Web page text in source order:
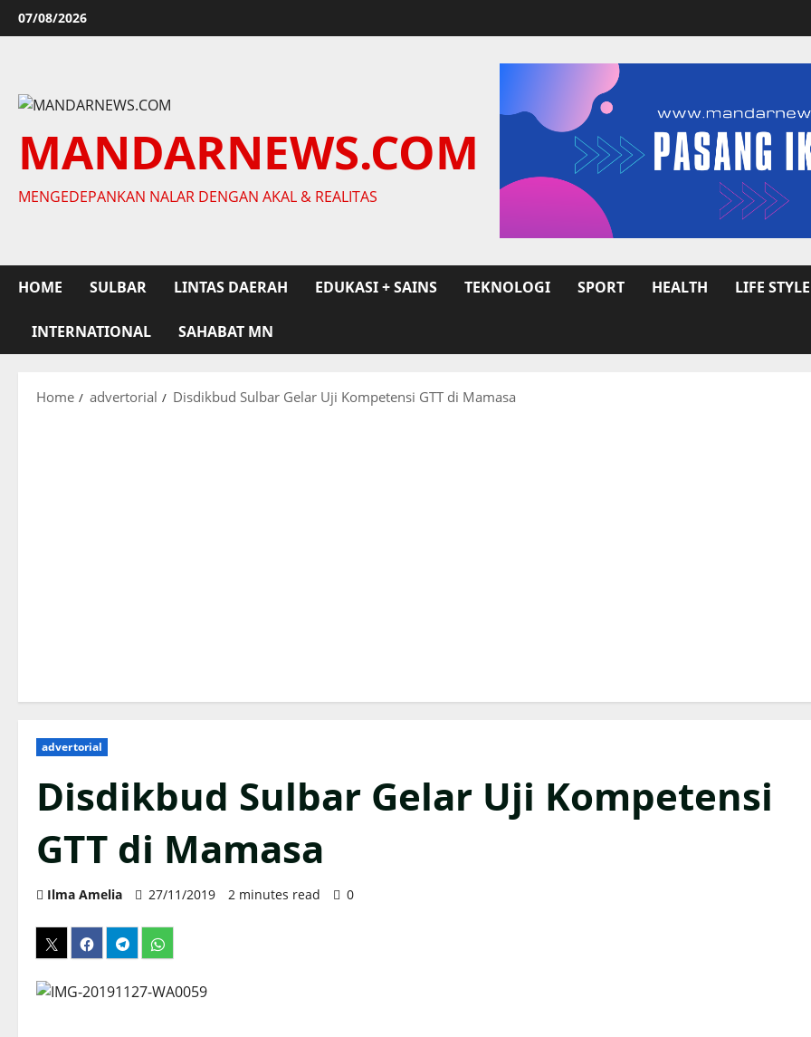
Skip
to
07/08/2026
MANDARNEWS.COM
MENGEDEPANKAN NALAR DENGAN AKAL & REALITAS
HOME SULBAR LINTAS DAERAH EDUKASI + SAINS TEKNOLOGI SPORT HEALTH LIFE STYLE
INTERNATIONAL SAHABAT MN
Home advertorial Disdikbud Sulbar Gelar Uji Kompetensi GTT di Mamasa
advertorial
Disdikbud Sulbar Gelar Uji Kompetensi
GTT di Mamasa
Ilma Amelia 27/11/2019 2 minutes read 0